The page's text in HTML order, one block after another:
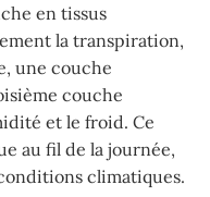
en tissus
la transpiration,
une couche
couche
et le froid. Ce
au fil de la journée,
climatiques.